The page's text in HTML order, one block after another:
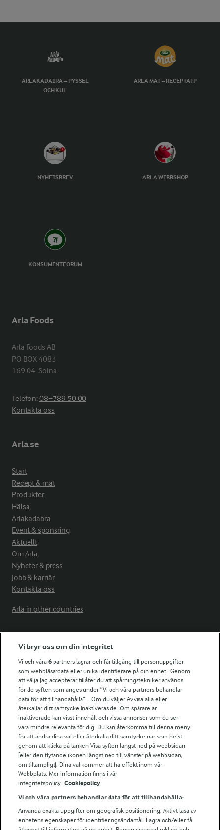
ARLAKADABRA – PYSSEL
OCH KUL
ARLA MAT – RECEPTAPP
NYHETSBREV ARLA WEBBSHOP
KONSUMENTFORUM
Arla Foods
Arla Foods AB
PO BOX 4083
169 04  Solna
Telefon:08−789 50 00
Kontakta oss
Arla.se
Start
Recept & mat
Produkter
Hälsa
Arlakadabra
Event & sponsring
Aktuellt
Om Arla
Nyheter & press
Jobb & karriär
Kontakta oss
Arla in other countries
Fler Arlasajter
För ägare
Arlas kundportal
Arla.com
Falbygdens Ost
Arla webbshop
Bildbank
Följ oss
Vi bryr oss om din integritet
Vi och våra6 partners lagrar och får tillgång till personuppgifter
som webbläsardata eller unika identifierare på din enhet . Genom
att välja Jag accepterar tillåter du att spårningstekniker används
för de syften som anges under ”Vi och våra partners behandlar
data för att tillhandahålla”. . Om du väljer Avvisa alla eller
återkallar ditt samtycke inaktiveras de. Om spårare är
inaktiverade kan visst innehåll och vissa annonser som du ser
vara mindre relevanta för dig. Du kan återkomma till denna meny
för att ändra dina val eller återkalla ditt samtycke när som helst
genom att klicka på länken Visa syften längst ned på webbsidan
[eller den flytande ikonen längst ned till vänster på webbsidan,
om tillämpligt]. Dina val kommer att ha effekt inom vår
Webbplats. Mer information finns i vår
integritetspolicy. Cookiepolicy
Vi och våra partners behandlar data för att tillhandahålla:
Använda exakta uppgifter om geografisk positionering. Aktivt läsa av
enhetens egenskaper för identifieringsändamål. Lagra och/eller få